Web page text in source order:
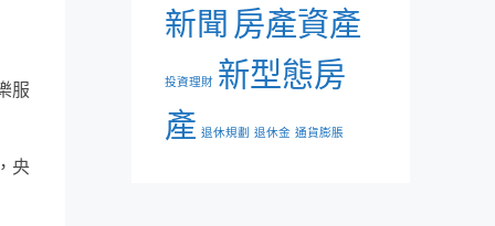
服
央
新聞房產資產
投資理財 新型態房
產 退休規劃 退休金 通貨膨脹